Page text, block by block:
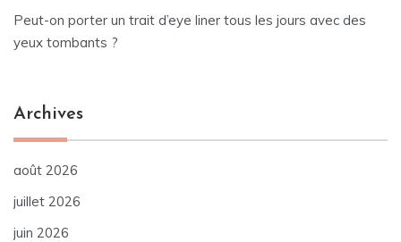
Peut-on porter un trait d’eye liner tous les jours avec des
yeux tombants ?
Archives
août 2026
juillet 2026
juin 2026